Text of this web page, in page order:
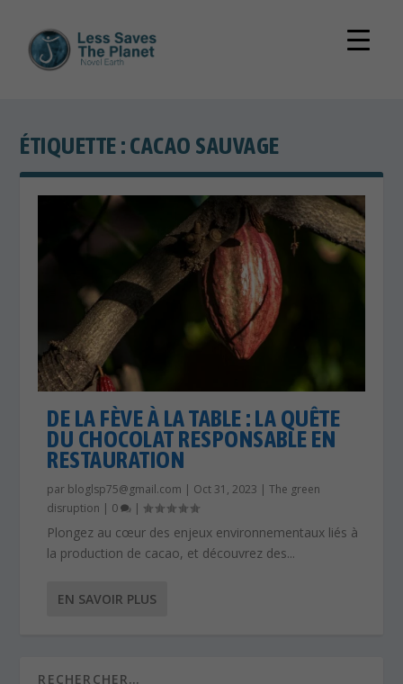
ÉTIQUETTE : CACAO SAUVAGE
DE LA FÈVE À LA TABLE : LA QUÊTE
DU CHOCOLAT RESPONSABLE EN
RESTAURATION
par bloglsp75@gmail.com | Oct 31, 2023 |The green
disruption | 0 |
Plongez au cœur des enjeux environnementaux liés à
la production de cacao, et découvrez des...
EN SAVOIR PLUS